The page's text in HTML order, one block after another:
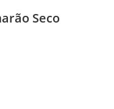
Seco